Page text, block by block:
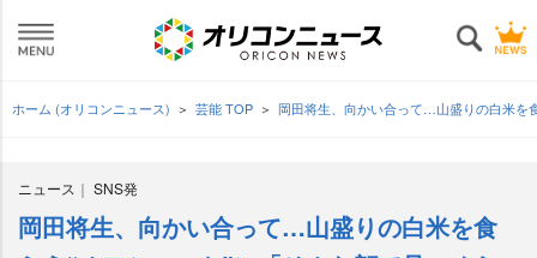
ホーム (オリコンニュース) 芸能 TOP 岡田将生、向かい合って…山盛りの白米を
ニュース SNS発
岡田将生、向かい合って…山盛りの白米を食